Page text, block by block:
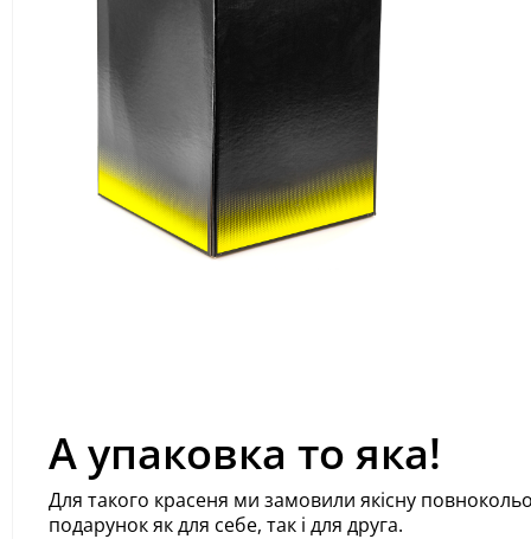
А упаковка то яка!
Для такого красеня ми замовили якісну
подарунок як для себе, так і для друга.